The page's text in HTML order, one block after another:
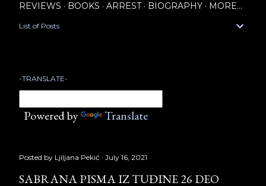
REVIEWS BOOKS ARREST BIOGRAPHY MORE…
List of Posts
-TRANSLATE-
Powered by Translate
Posted by Ljiljana Pekić July 16, 2021
SABRANA PISMA IZ TUĐINE 26 DEO